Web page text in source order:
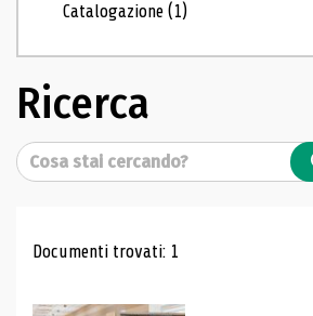
Catalogazione(1)
Ricerca
Cerca
Risultati di ricerca
Documenti trovati: 1